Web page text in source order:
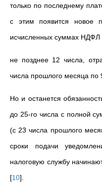
только по последнему
с этим появится новое
исчисленных суммах НДФЛ
не позднее 12 числа,
числа прошлого месяца по
Но и останется
до 25-го числа с полной
(с 23 числа прошлого
сроки подачи
налоговую службу
[10]